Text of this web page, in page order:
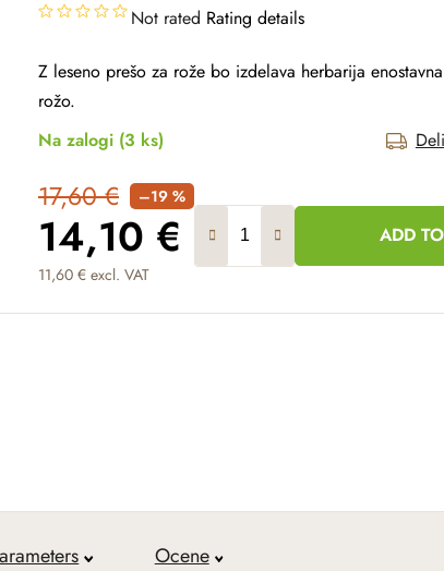
Not rated Rating details
Z leseno prešo za rože bo izdelava herbarija
rožo.
Na zalogi (3 ks)
17,60 € –19 %
14,10 €
11,60 € excl. VAT
Measure price:
ADD
Ocene